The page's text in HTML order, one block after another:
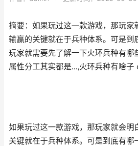
摘要：如果玩过这一款游戏，那玩家
输赢的关键就在于兵种体系。可是到
玩家就需要先了解一下火环兵种有哪
属性分工其实都是...,火环兵种有啥
如果玩过这一款游戏，那玩家就会明
关键就在于兵种体系。可是到底有哪